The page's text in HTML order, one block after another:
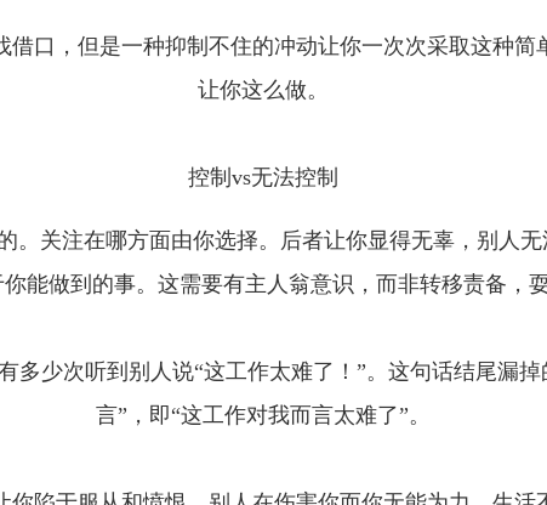
口，但是一种抑制不住的冲动让你一次次采取这种
让你这么做。
控制vs无法控制
。关注在哪方面由你选择。后者让你显得无辜，别人
做到的事。这需要有主人翁意识，而非转移责备，
多少次听到别人说“这工作太难了！”。这句话结尾漏
言”，即“这工作对我而言太难了”。